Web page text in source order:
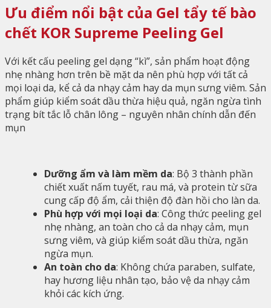
Ưu điểm nổi bật của Gel tẩy tế bào
chết KOR Supreme Peeling Gel
Với kết cấu peeling gel dạng “kì”, sản phẩm hoạt động
nhẹ nhàng hơn trên bề mặt da nên phù hợp với tất cả
mọi loại da, kể cả da nhạy cảm hay da mụn sưng viêm. Sản
phẩm giúp kiểm soát dầu thừa hiệu quả, ngăn ngừa tình
trạng bít tắc lỗ chân lông – nguyên nhân chính dẫn đến
mụn
Dưỡng ẩm và làm mềm da: Bộ 3 thành phần
chiết xuất nấm tuyết, rau má, và protein từ sữa
cung cấp độ ẩm, cải thiện độ đàn hồi cho làn da.
Phù hợp với mọi loại da: Công thức peeling gel
nhẹ nhàng, an toàn cho cả da nhạy cảm, mụn
sưng viêm, và giúp kiểm soát dầu thừa, ngăn
ngừa mụn.
An toàn cho da: Không chứa paraben, sulfate,
hay hương liệu nhân tạo, bảo vệ da nhạy cảm
khỏi các kích ứng.